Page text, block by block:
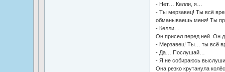
- Нет… Келли, я…
- Ты мерзавец! Ты всё
обманываешь меня! Ты
- Келли…
Он присел перед ней. Он
- Мерзавец! Ты… ты всё
- Да… Послушай…
- Я не собираюсь
Она резко крутанула